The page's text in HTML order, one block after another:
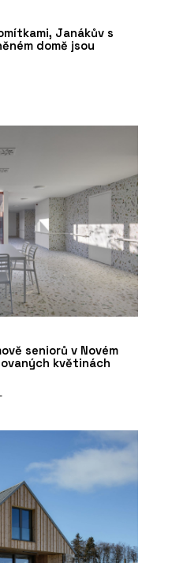
Janákův s
domě jsou
seniorů v Novém
květinách